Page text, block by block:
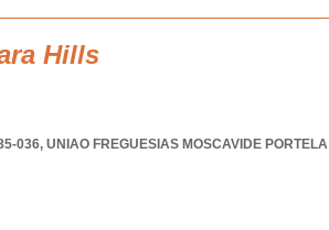
Hills
036, UNIAO FREGUESIAS MOSCAVIDE PORTELA